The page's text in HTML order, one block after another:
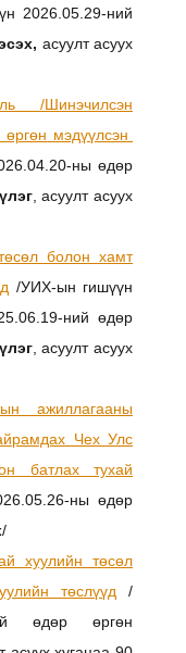
2026.05.29-ний
асуулт асуух
/Шинэчилсэн
мэдүүлсэн
ны өдөр
, асуулт асуух
болон хамт
/УИХ-ын гишүүн
ний өдөр
, асуулт асуух
ажиллагааны
Чех Улс
батлах тухай
ны өдөр
/
хуулийн төсөл
төслүүд /
өдөр өргөн